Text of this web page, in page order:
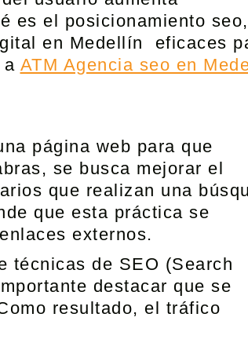
es el posicionamiento
en Medellín eficaces
a ATM Agencia seo en
página web para que
se busca mejorar el
que realizan una
que esta práctica se
externos.
técnicas de SEO (Search
destacar que se
resultado, el tráfico